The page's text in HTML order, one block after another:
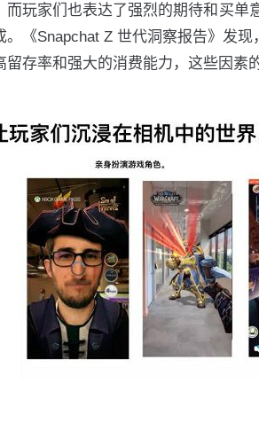
玩家们也表达了强烈的期待和买
《Snapchat Z 世代洞察报告》发
存率和强大的消费能力，这些因素